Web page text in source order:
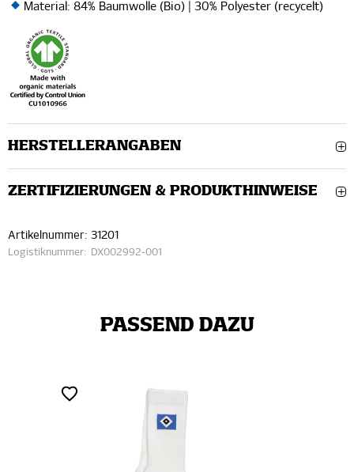
Material: 84% Baumwolle (Bio) | 30% Polyester (recycelt)
HERSTELLERANGABEN
ZERTIFIZIERUNGEN & PRODUKTHINWEISE
Artikelnummer: 31201
Logistiknummer: DX002992-001
PASSEND DAZU